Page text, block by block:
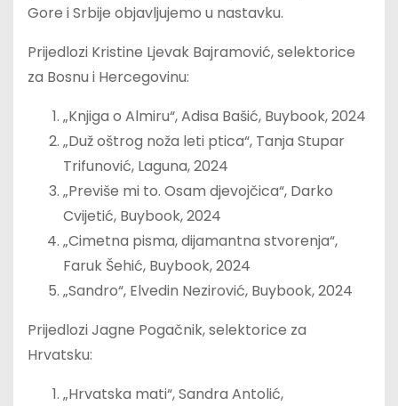
Gore i Srbije objavljujemo u nastavku.
Prijedlozi Kristine Ljevak Bajramović, selektorice
za Bosnu i Hercegovinu:
„Knjiga o Almiru“, Adisa Bašić, Buybook, 2024
„Duž oštrog noža leti ptica“, Tanja Stupar
Trifunović, Laguna, 2024
„Previše mi to. Osam djevojčica“, Darko
Cvijetić, Buybook, 2024
„Cimetna pisma, dijamantna stvorenja“,
Faruk Šehić, Buybook, 2024
„Sandro“, Elvedin Nezirović, Buybook, 2024
Prijedlozi Jagne Pogačnik, selektorice za
Hrvatsku:
„Hrvatska mati“, Sandra Antolić,